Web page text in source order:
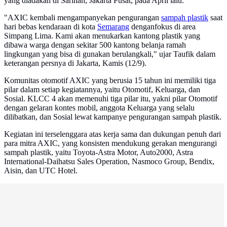
"AXIC kembali mengampanyekan pengurangan sampah plastik saat
hari bebas kendaraan di kota Semarang denganfokus di area
Simpang Lima. Kami akan menukarkan kantong plastik yang
dibawa warga dengan sekitar 500 kantong belanja ramah
lingkungan yang bisa di gunakan berulangkali," ujar Taufik dalam
keterangan persnya di Jakarta, Kamis (12/9).
Komunitas otomotif AXIC yang berusia 15 tahun ini memiliki tiga
pilar dalam setiap kegiatannya, yaitu Otomotif, Keluarga, dan
Sosial. KLCC 4 akan memenuhi tiga pilar itu, yakni pilar Otomotif
dengan gelaran kontes mobil, anggota Keluarga yang selalu
dilibatkan, dan Sosial lewat kampanye pengurangan sampah plastik.
Kegiatan ini terselenggara atas kerja sama dan dukungan penuh dari
para mitra AXIC, yang konsisten mendukung gerakan mengurangi
sampah plastik, yaitu Toyota-Astra Motor, Auto2000, Astra
International-Daihatsu Sales Operation, Nasmoco Group, Bendix,
Aisin, dan UTC Hotel.